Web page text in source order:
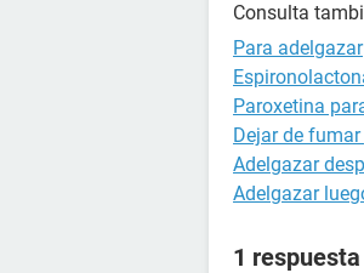
Consulta
Para adelgazar
Paroxetina
Dejar de
Adelgazar
Adelgazar
1 respuesta